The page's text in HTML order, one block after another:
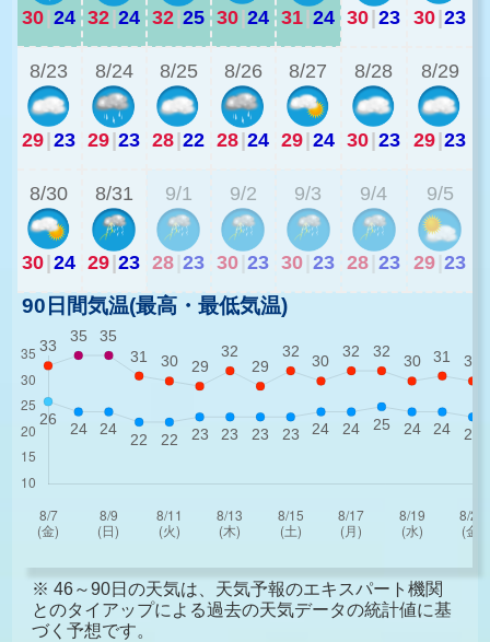
30|24 32|24 32|25 30|24 31|24 30|23 30|23
8/23
29|23
8/24
29|23
8/25
28|22
8/26
28|24
8/27
29|24
8/28
30|23
8/29
29|23
8/30
30|24
8/31
29|23
9/1
28 23
9/2
30 23
9/3
30 23
9/4
28 23
9/5
29 23
90日間気温(最高・最低気温)
※ 46～90日の天気は、天気予報のエキスパート機関
とのタイアップによる過去の天気データの統計値に基
づく予想です。